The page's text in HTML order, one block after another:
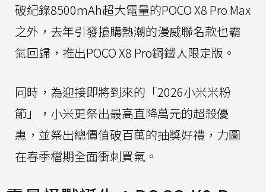
破紀錄8500mAh超大電量的POCO X8 Pro Max
之外，去年引發搶購熱潮的漫威聯名款也霸
氣回歸，推出POCO X8 Pro鋼鐵人限定版。
同時，為迎接即將到來的「2026小米米粉
節」，小米更祭出最高直降萬元的超殺優
惠，並祭出總價值破百萬的抽獎好禮，力圖
在春季檔期全面衝刺買氣。